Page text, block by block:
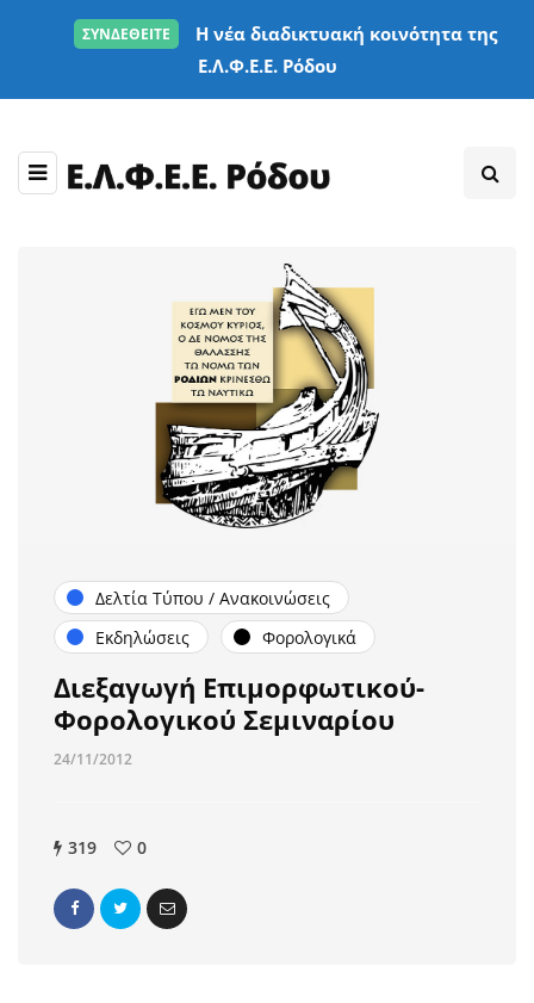
ΣΥΝΔΕΘΕΙΤΕ
Η νέα διαδικτυακή κοινότητα της
Ε.Λ.Φ.Ε.Ε. Ρόδου
Δελτία Τύπου / Ανακοινώσεις
Εκδηλώσεις
Φορολογικά
Διεξαγωγή Επιμορφωτικού-
Φορολογικού Σεμιναρίου
24/11/2012
319 0